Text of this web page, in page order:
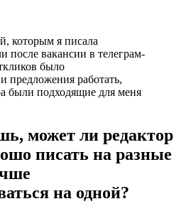
которым я писала
после вакансии в телеграм-
было
предложения работать,
были подходящие для меня
может ли редактор
писать на разные
на одной?